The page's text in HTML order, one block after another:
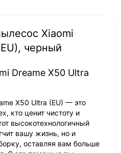
Xiaomi
черный
Dreame X50 Ultra
X50 Ultra (EU) — это
кто ценит чистоту и
высокотехнологичный
вашу жизнь, но и
оставляя вам больше